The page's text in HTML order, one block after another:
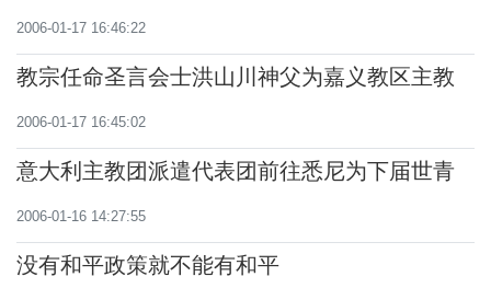
2006-01-17 16:46:22
教宗任命圣言会士洪山川神父为嘉义教区主教
2006-01-17 16:45:02
意大利主教团派遣代表团前往悉尼为下届世青
2006-01-16 14:27:55
没有和平政策就不能有和平